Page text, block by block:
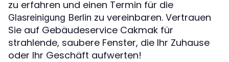
zu erfahren und einen Termin für die
Glasreinigung Berlin zu vereinbaren. Vertrauen
Sie auf Gebäudeservice Cakmak für
strahlende, saubere Fenster, die Ihr Zuhause
oder Ihr Geschäft aufwerten!